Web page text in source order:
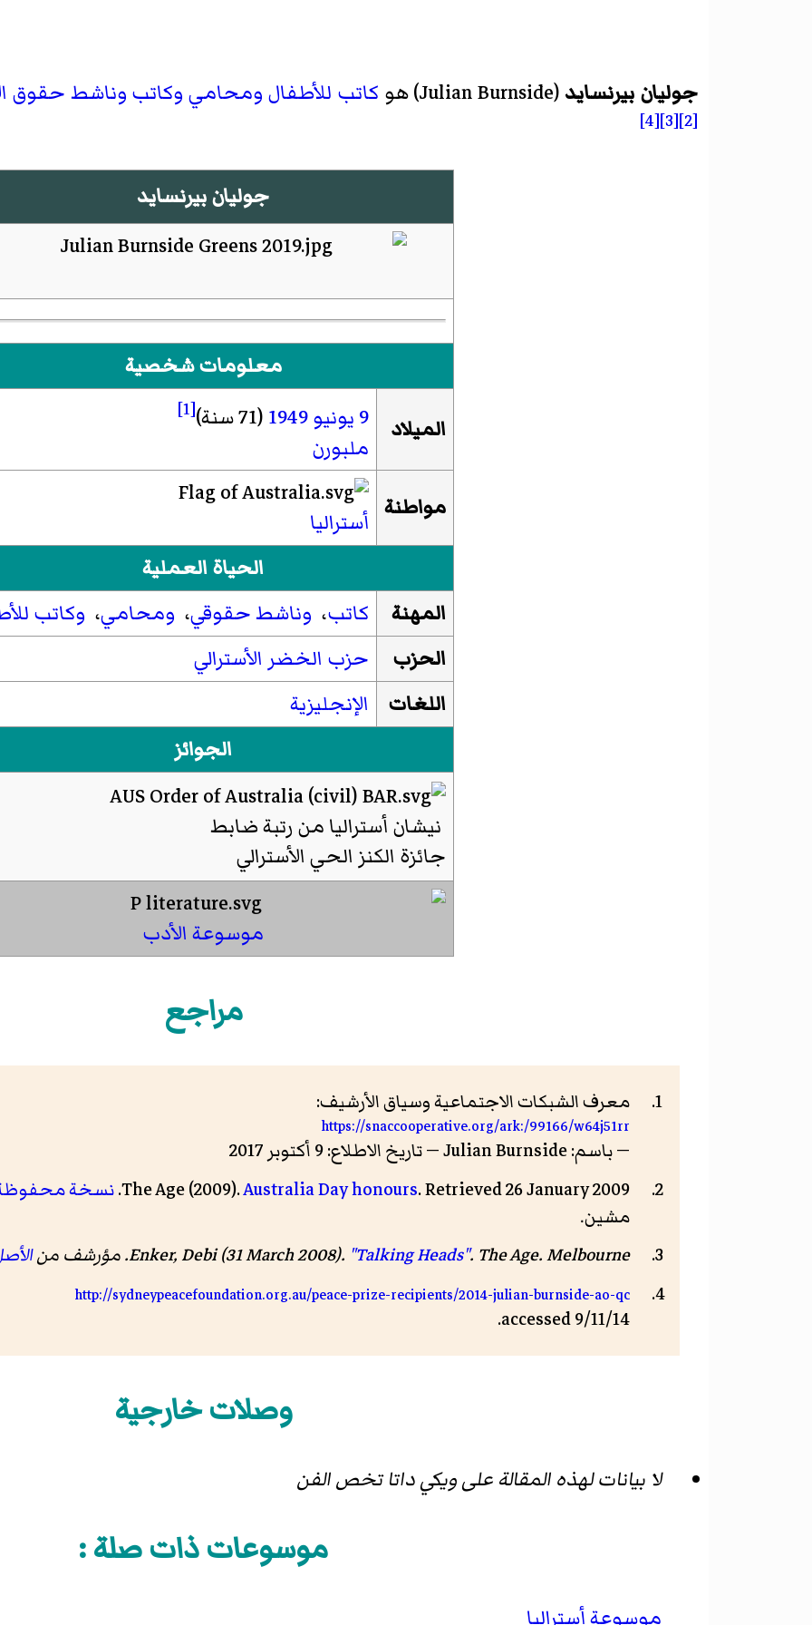
جوليان بيرنسايد(
Julian Burnside)‏ هو كاتب للأطفال ومحامي وكاتب وناشط حقوق
[2]
[3]
[4]
جوليان بيرنسايد
معلومات شخصية
الميلاد 9 يونيو 1949 (71 سنة) [1]
ملبورن
مواطنة
أستراليا
الحياة العملية
المهنة
كاتب، وناشط حقوقي، ومحامي، وكاتب
الحزب
حزب الخضر الأسترالي
اللغات
الإنجليزية
الجوائز
نيشان أستراليا من رتبة ضابط
جائزة الكنز الحي الأسترالي
موسوعة الأدب
مراجع
معرف الشبكات الاجتماعية وسياق الأرشيف:
https://snaccooperative.org/ark:/99166/w64j51rr
— باسم: Julian Burnside — تاريخ الاطلاع: 9 أكتوبر 2017
The Age (2009).Australia Day honours. Retrieved 26 January 2009.
نسخة
مشين.
Enker, Debi (31 March 2008). "Talking Heads". The Age. Melbourne. مؤرشف من
http://sydneypeacefoundation.org.au/peace-prize-recipients/2014-julian-burnside-ao-qc
accessed 9/11/14.
وصلات خارجية
لا بيانات لهذه المقالة على ويكي داتا تخص الفن
موسوعات ذات صلة :
موسوعة أستراليا